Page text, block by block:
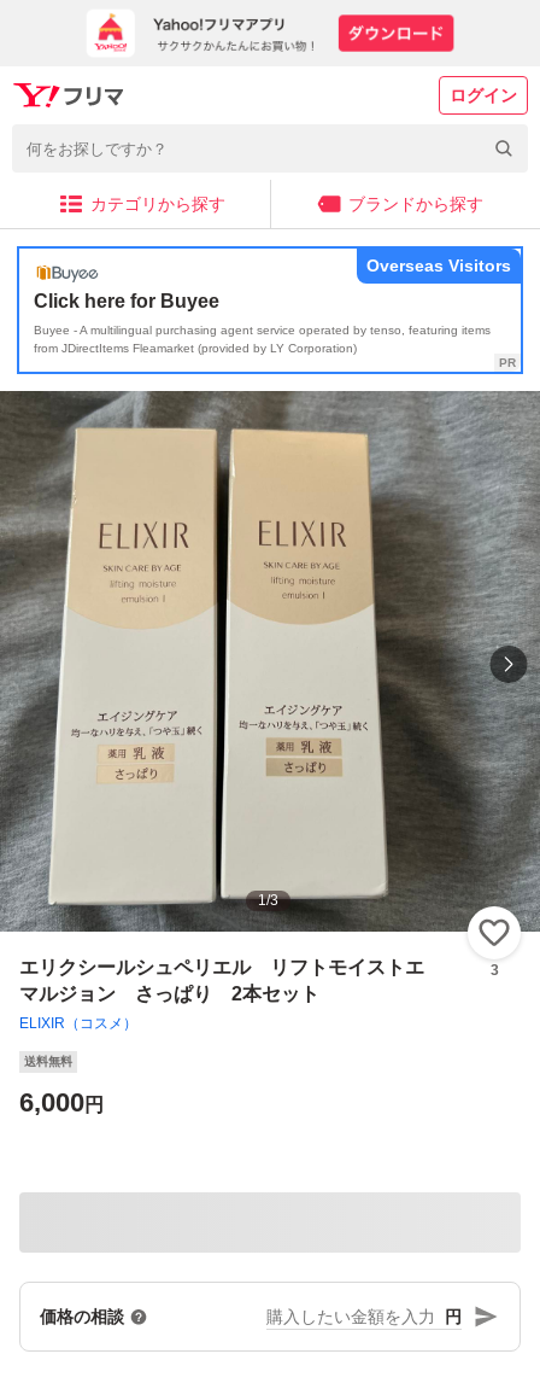
ログイン
カテゴリから探す ブランドから探す
Click here for Buyee
Buyee - A multilingual purchasing agent service operated by tenso, featuring items
from JDirectItems Fleamarket (provided by LY Corporation)
Overseas Visitors
1/3
エリクシールシュペリエル リフトモイストエ
マルジョン さっぱり 2本セット
ELIXIR（コスメ）
3
送料無料
6,000円
価格の相談 円